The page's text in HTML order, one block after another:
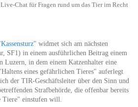
Chat für Fragen rund um das Tier im Recht
Kassensturz" widmet sich am nächsten
SF1) in einem ausführlichen Beitrag einem
Luzern, in dem einem Katzenhalter eine
eines gefährlichen Tieres" auferlegt
der TIR-Geschäftsleiter über den Sinn und
Strafbehörde, die offenbar bereits
Tiere" einstufen will.